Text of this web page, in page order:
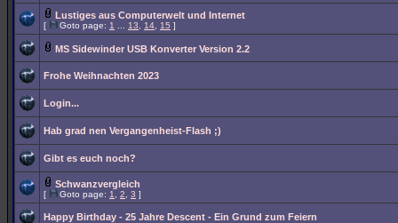
Lustiges aus Computerwelt und Internet
[ Goto page: 1 13 14 15 ]
MS Sidewinder USB Konverter Version 2.2
Frohe Weihnachten 2023
Login...
Hab grad nen Vergangenheist-Flash ;)
Gibt es euch noch?
Schwanzvergleich
[ Goto page: 1 2 3 ]
Happy Birthday - 25 Jahre Descent - Ein Grund zum Feiern